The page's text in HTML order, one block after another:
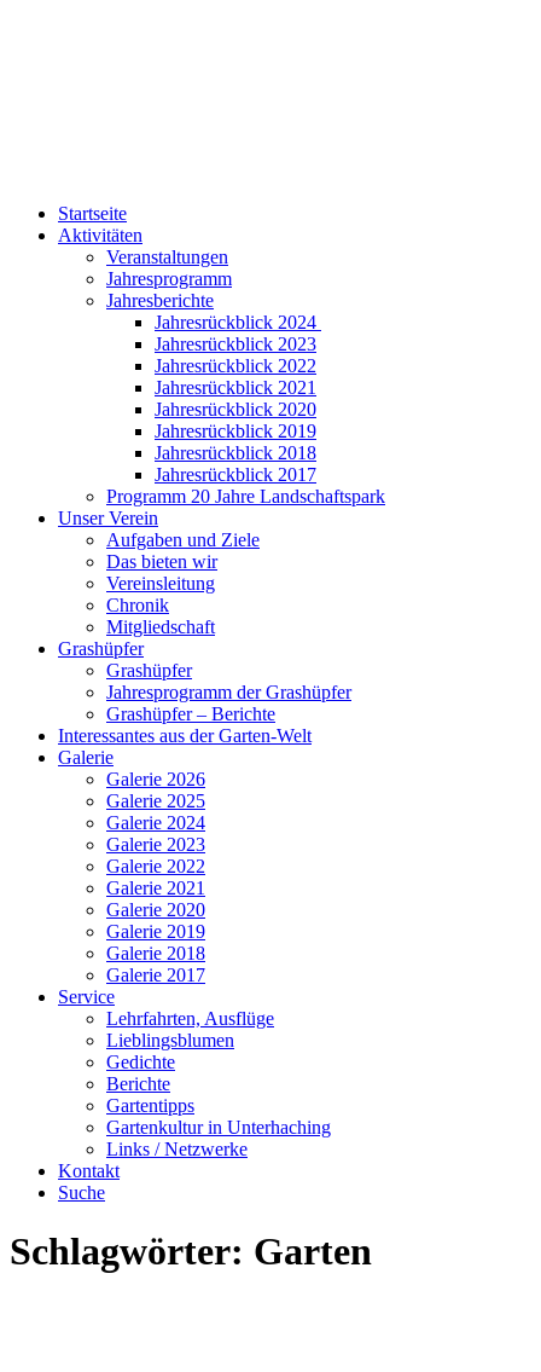
Startseite
Aktivitäten
Veranstaltungen
Jahresprogramm
Jahresberichte
Jahresrückblick 2024
Jahresrückblick 2023
Jahresrückblick 2022
Jahresrückblick 2021
Jahresrückblick 2020
Jahresrückblick 2019
Jahresrückblick 2018
Jahresrückblick 2017
Programm 20 Jahre Landschaftspark
Unser Verein
Aufgaben und Ziele
Das bieten wir
Vereinsleitung
Chronik
Mitgliedschaft
Grashüpfer
Grashüpfer
Jahresprogramm der Grashüpfer
Grashüpfer – Berichte
Interessantes aus der Garten-Welt
Galerie
Galerie 2026
Galerie 2025
Galerie 2024
Galerie 2023
Galerie 2022
Galerie 2021
Galerie 2020
Galerie 2019
Galerie 2018
Galerie 2017
Service
Lehrfahrten, Ausflüge
Lieblingsblumen
Gedichte
Berichte
Gartentipps
Gartenkultur in Unterhaching
Links / Netzwerke
Kontakt
Suche
Schlagwörter: Garten